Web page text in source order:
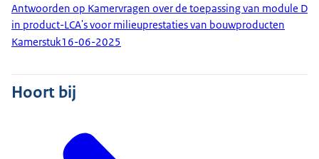
Antwoorden op Kamervragen over de toepassing van module D
in product-LCA's voor milieuprestaties van bouwproducten
Kamerstuk16-06-2025
Hoort bij